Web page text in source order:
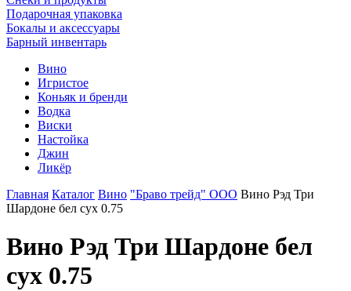
Подарочная упаковка
Бокалы и аксессуары
Барный инвентарь
Вино
Игристое
Коньяк и бренди
Водка
Виски
Настойка
Джин
Ликёр
Главная Каталог Вино "Браво трейд" ООО Вино Рэд Три
Шардоне бел сух 0.75
Вино Рэд Три Шардоне бел
сух 0.75